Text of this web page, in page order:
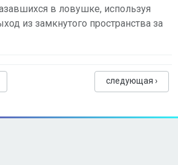
в ловушке, используя
из замкнутого пространства за
следующая ›